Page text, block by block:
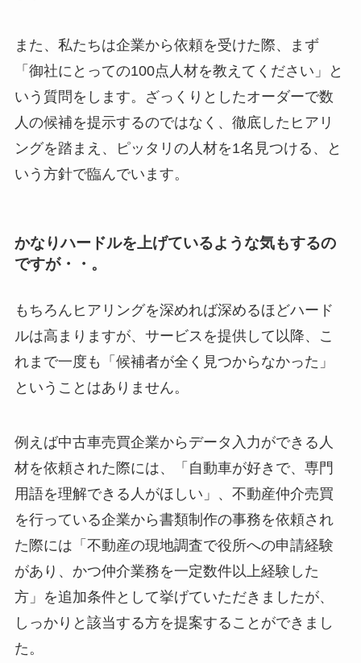
また、私たちは企業から依頼を受けた際、まず
「御社にとっての100点人材を教えてください」と
いう質問をします。ざっくりとしたオーダーで数
人の候補を提示するのではなく、徹底したヒアリ
ングを踏まえ、ピッタリの人材を1名見つける、と
いう方針で臨んでいます。
かなりハードルを上げているような気もするの
ですが・・。
もちろんヒアリングを深めれば深めるほどハード
ルは高まりますが、サービスを提供して以降、こ
れまで一度も「候補者が全く見つからなかった」
ということはありません。
例えば中古車売買企業からデータ入力ができる人
材を依頼された際には、「自動車が好きで、専門
用語を理解できる人がほしい」、不動産仲介売買
を行っている企業から書類制作の事務を依頼され
た際には「不動産の現地調査で役所への申請経験
があり、かつ仲介業務を一定数件以上経験した
方」を追加条件として挙げていただきましたが、
しっかりと該当する方を提案することができまし
た。